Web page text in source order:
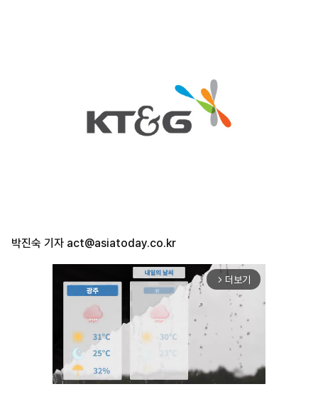
박진숙 기자 act@asiatoday.co.kr
arrow_forward_ios 더보기